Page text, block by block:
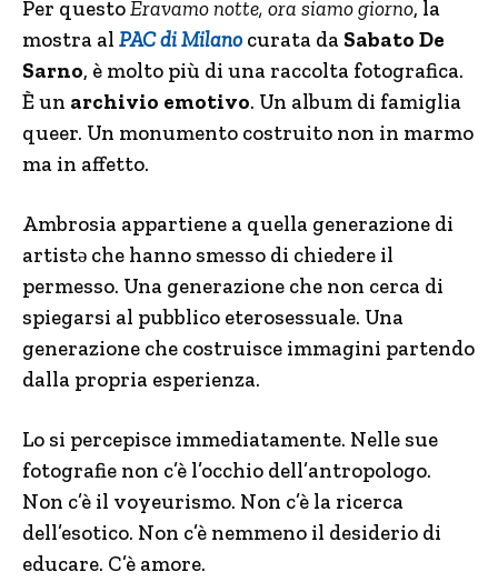
Per questoEravamo notte, ora siamo giorno, la
mostra al PAC di Milano curata da Sabato De
Sarno, è molto più di una raccolta fotografica.
È un archivio emotivo. Un album di famiglia
queer. Un monumento costruito non in marmo
ma in affetto.
Ambrosia appartiene a quella generazione di
artistə che hanno smesso di chiedere il
permesso. Una generazione che non cerca di
spiegarsi al pubblico eterosessuale. Una
generazione che costruisce immagini partendo
dalla propria esperienza.
Lo si percepisce immediatamente. Nelle sue
fotografie non c’è l’occhio dell’antropologo.
Non c’è il voyeurismo. Non c’è la ricerca
dell’esotico. Non c’è nemmeno il desiderio di
educare. C’è amore.